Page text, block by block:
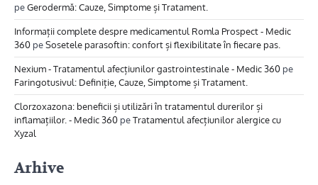
peGerodermă: Cauze, Simptome și Tratament.
Informații complete despre medicamentul Romla Prospect - Medic
360 peSosetele parasoftin: confort și flexibilitate în fiecare pas.
Nexium - Tratamentul afecțiunilor gastrointestinale - Medic 360 pe
Faringotusivul: Definiție, Cauze, Simptome și Tratament.
Clorzoxazona: beneficii și utilizări în tratamentul durerilor și
inflamațiilor. - Medic 360 peTratamentul afecțiunilor alergice cu
Xyzal
Arhive